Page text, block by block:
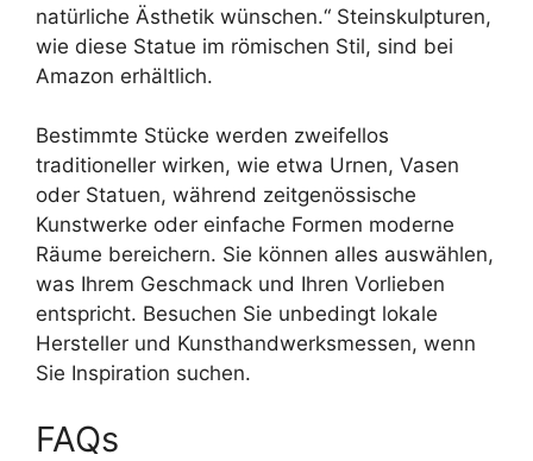
natürliche Ästhetik wünschen.“ Steinskulpturen,
wie diese Statue im römischen Stil, sind bei
Amazon erhältlich.
Bestimmte Stücke werden zweifellos
traditioneller wirken, wie etwa Urnen, Vasen
oder Statuen, während zeitgenössische
Kunstwerke oder einfache Formen moderne
Räume bereichern. Sie können alles auswählen,
was Ihrem Geschmack und Ihren Vorlieben
entspricht. Besuchen Sie unbedingt lokale
Hersteller und Kunsthandwerksmessen, wenn
Sie Inspiration suchen.
FAQs